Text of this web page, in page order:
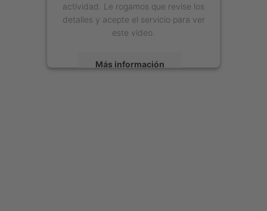
actividad. Le rogamos que revise los
detalles y acepte el servicio para ver
este vídeo.
Más información